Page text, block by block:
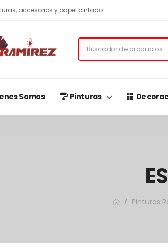
accesorios y papel pintado.
Somos Pinturas
/ Pinturas